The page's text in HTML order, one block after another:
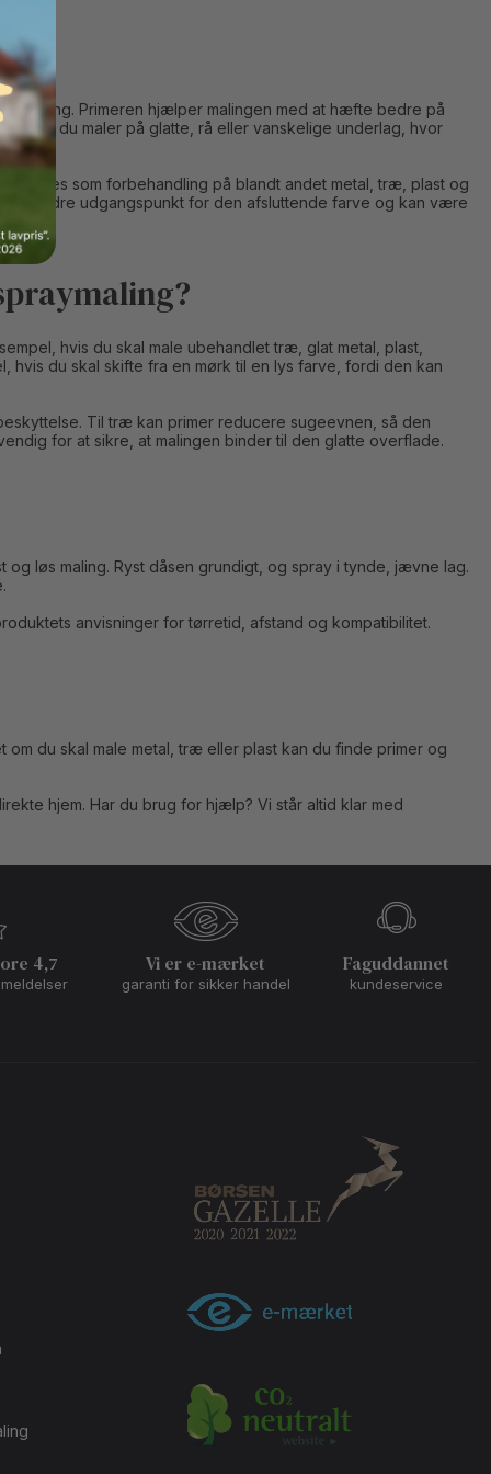
Primeren hjælper malingen med at hæfte bedre på
når du maler på glatte, rå eller vanskelige underlag, hvor
bruges som forbehandling på blandt andet metal, træ, plast og
et bedre udgangspunkt for den afsluttende farve og kan være
hvis du skal male ubehandlet træ, glat metal, plast,
du skal skifte fra en mørk til en lys farve, fordi den kan
Til træ kan primer reducere sugeevnen, så den
for at sikre, at malingen binder til den glatte overflade.
løs maling. Ryst dåsen grundigt, og spray i tynde, jævne lag.
anvisninger for tørretid, afstand og kompatibilitet.
du skal male metal, træ eller plast kan du finde primer og
hjem. Har du brug for hjælp? Vi står altid klar med
4,7 Vi er e-mærket
garanti for sikker handel
Faguddannet
kundeservice